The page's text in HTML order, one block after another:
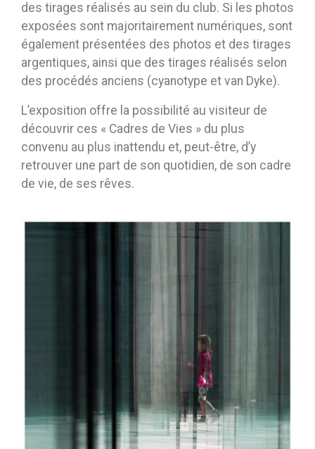
des tirages réalisés au sein du club. Si les photos
exposées sont majoritairement numériques, sont
également présentées des photos et des tirages
argentiques, ainsi que des tirages réalisés selon
des procédés anciens (cyanotype et van Dyke).
L’exposition offre la possibilité au visiteur de
découvrir ces « Cadres de Vies » du plus
convenu au plus inattendu et, peut-être, d’y
retrouver une part de son quotidien, de son cadre
de vie, de ses rêves.